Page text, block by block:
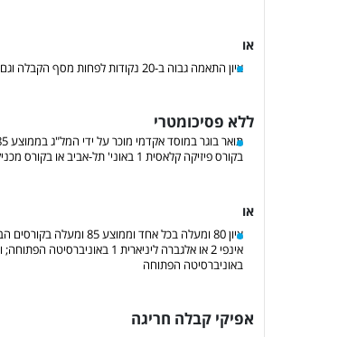
או
ציון התאמה גבוה ב-20 נקודות לפחות מסף הקבלה וגם ציון 90 ומעלה במתמטיקה בהיקף של 5 יח"ל
ללא פסיכומטרי
בקורס פיזיקה קלאסית 1 באוני' תל-אביב או בקורס מכניקה או חשמל ומגנטיות של האוניברסיטה הפתוחה
או
באוניברסיטה הפתוחה
אפיקי קבלה חריגה